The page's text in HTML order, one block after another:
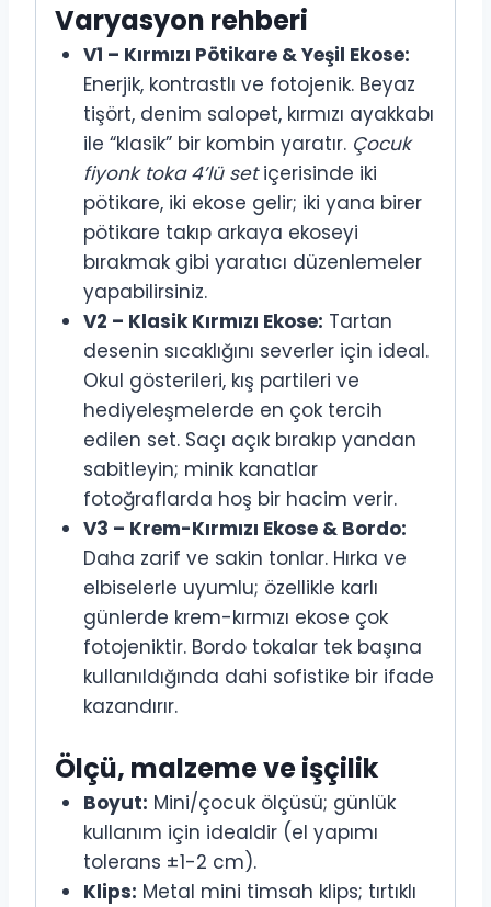
Varyasyon rehberi
V1 – Kırmızı Pötikare & Yeşil Ekose:
Enerjik, kontrastlı ve fotojenik. Beyaz
tişört, denim salopet, kırmızı ayakkabı
ile “klasik” bir kombin yaratır. Çocuk
fiyonk toka 4’lü setiçerisinde iki
pötikare, iki ekose gelir; iki yana birer
pötikare takıp arkaya ekoseyi
bırakmak gibi yaratıcı düzenlemeler
yapabilirsiniz.
V2 – Klasik Kırmızı Ekose: Tartan
desenin sıcaklığını severler için ideal.
Okul gösterileri, kış partileri ve
hediyeleşmelerde en çok tercih
edilen set. Saçı açık bırakıp yandan
sabitleyin; minik kanatlar
fotoğraflarda hoş bir hacim verir.
V3 – Krem-Kırmızı Ekose & Bordo:
Daha zarif ve sakin tonlar. Hırka ve
elbiselerle uyumlu; özellikle karlı
günlerde krem-kırmızı ekose çok
fotojeniktir. Bordo tokalar tek başına
kullanıldığında dahi sofistike bir ifade
kazandırır.
Ölçü, malzeme ve işçilik
Boyut: Mini/çocuk ölçüsü; günlük
kullanım için idealdir (el yapımı
tolerans ±1-2 cm).
Klips: Metal mini timsah klips; tırtıklı